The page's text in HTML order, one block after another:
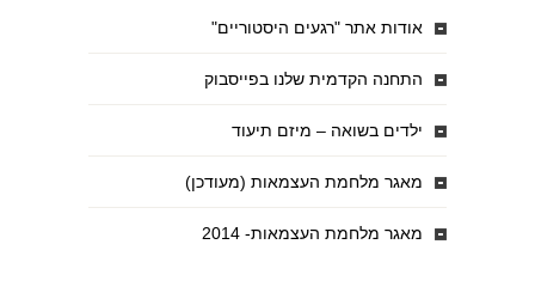
אודות אתר "רגעים היסטוריים"
התחנה הקדמית שלנו בפייסבוק
ילדים בשואה – מיזם תיעוד
מאגר מלחמת העצמאות (מעודכן)
מאגר מלחמת העצמאות- 2014